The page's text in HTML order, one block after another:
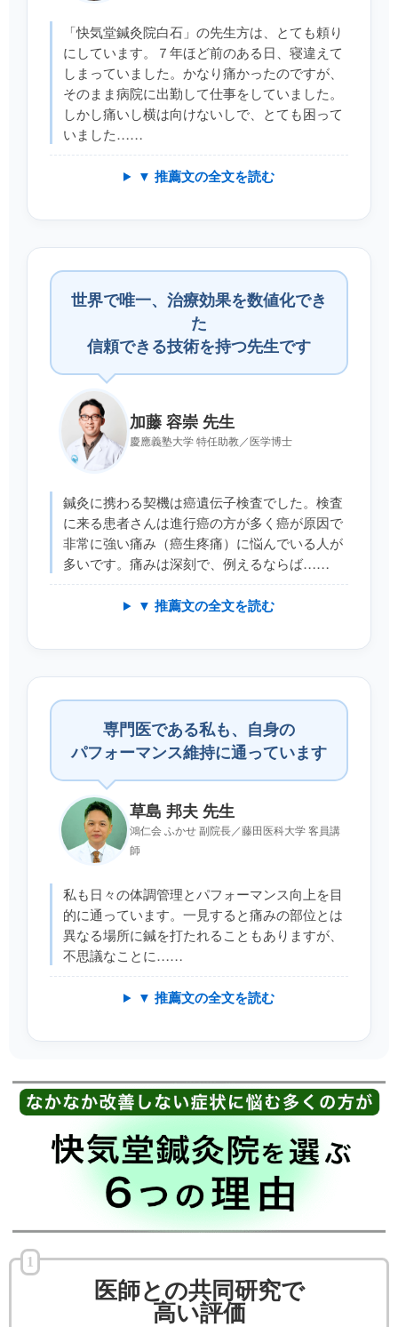
「快気堂鍼灸院白石」の先生方は、とても頼り
にしています。７年ほど前のある日、寝違えて
しまっていました。かなり痛かったのですが、
そのまま病院に出勤して仕事をしていました。
しかし痛いし横は向けないしで、とても困って
いました……
▼ 推薦文の全文を読む
世界で唯一、治療効果を数値化でき
た
信頼できる技術を持つ先生です
加藤 容崇 先生
慶應義塾大学 特任助教／医学博士
鍼灸に携わる契機は癌遺伝子検査でした。検査
に来る患者さんは進行癌の方が多く癌が原因で
非常に強い痛み（癌生疼痛）に悩んでいる人が
多いです。痛みは深刻で、例えるならば……
▼ 推薦文の全文を読む
専門医である私も、自身の
パフォーマンス維持に通っています
草島 邦夫 先生
鴻仁会 ふかせ 副院長／藤田医科大学 客員講
師
私も日々の体調管理とパフォーマンス向上を目
的に通っています。一見すると痛みの部位とは
異なる場所に鍼を打たれることもありますが、
不思議なことに……
▼ 推薦文の全文を読む
1
医師との共同研究で
高い評価